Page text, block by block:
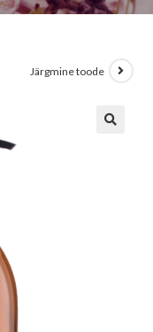
Järgmine toode